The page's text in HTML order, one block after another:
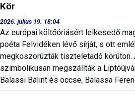
Kör
2026. július 19. 18:04
Az európai költőóriásért lelkesedő
poéta Felvidéken lévő sírját, s ott
megkoszorúzták tiszteletadó körúton.
szimbolikusan megszállták a
Balassi Bálint és öccse, Balassa